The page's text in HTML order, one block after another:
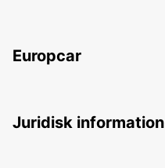
Europcar
Juridisk information